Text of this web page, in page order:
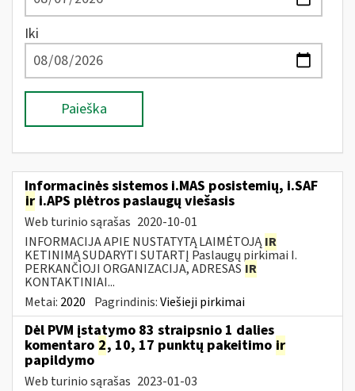
Iki
Paieška
Informacinės sistemos i.MAS posistemių, i.SAF
ir i.APS plėtros paslaugų viešasis
Web turinio sąrašas 2020-10-01
INFORMACIJA APIE NUSTATYTĄ LAIMĖTOJĄIR
KETINIMĄ SUDARYTI SUTARTĮ Paslaugų pirkimai I.
PERKANČIOJI ORGANIZACIJA, ADRESAS IR
KONTAKTINIAI...
Metai: 2020 Pagrindinis:Viešieji pirkimai
Dėl PVM įstatymo 83 straipsnio 1 dalies
komentaro 2, 10, 17 punktų pakeitimo ir
papildymo
Web turinio sąrašas 2023-01-03